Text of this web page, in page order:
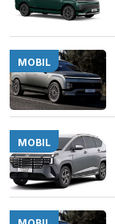
MOBIL
MOBIL